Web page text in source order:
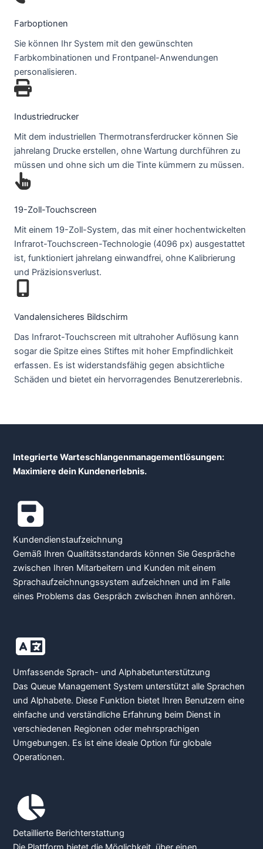
Farboptionen
Sie können Ihr System mit den gewünschten
Farbkombinationen und Frontpanel-Anwendungen
personalisieren.
Industriedrucker
Mit dem industriellen Thermotransferdrucker können Sie
jahrelang Drucke erstellen, ohne Wartung durchführen zu
müssen und ohne sich um die Tinte kümmern zu müssen.
19-Zoll-Touchscreen
Mit einem 19-Zoll-System, das mit einer hochentwickelten
Infrarot-Touchscreen-Technologie (4096 px) ausgestattet
ist, funktioniert jahrelang einwandfrei, ohne Kalibrierung
und Präzisionsverlust.
Vandalensicheres Bildschirm
Das Infrarot-Touchscreen mit ultrahoher Auflösung kann
sogar die Spitze eines Stiftes mit hoher Empfindlichkeit
erfassen. Es ist widerstandsfähig gegen absichtliche
Schäden und bietet ein hervorragendes Benutzererlebnis.
Integrierte Warteschlangenmanagementlösungen:
Maximiere dein Kundenerlebnis.
Kundendienstaufzeichnung
Gemäß Ihren Qualitätsstandards können Sie Gespräche
zwischen Ihren Mitarbeitern und Kunden mit einem
Sprachaufzeichnungssystem aufzeichnen und im Falle
eines Problems das Gespräch zwischen ihnen anhören.
Umfassende Sprach- und Alphabetunterstützung
Das Queue Management System unterstützt alle Sprachen
und Alphabete. Diese Funktion bietet Ihren Benutzern eine
einfache und verständliche Erfahrung beim Dienst in
verschiedenen Regionen oder mehrsprachigen
Umgebungen. Es ist eine ideale Option für globale
Operationen.
Detaillierte Berichterstattung